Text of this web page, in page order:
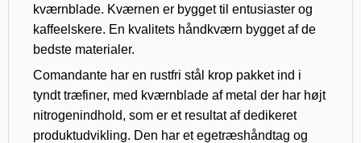
kværnblade. Kværnen er bygget til entusiaster og
kaffeelskere. En kvalitets håndkværn bygget af de
bedste materialer.
Comandante har en rustfri stål krop pakket ind i
tyndt træfiner, med kværnblade af metal der har højt
nitrogenindhold, som er et resultat af dedikeret
produktudvikling. Den har et egetræshåndtag og